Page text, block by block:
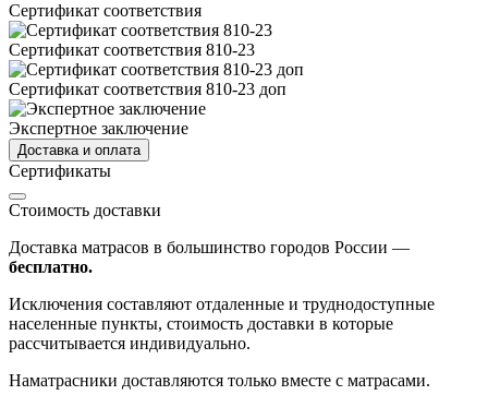
Сертификат соответствия
Сертификат соответствия 810-23
Сертификат соответствия 810-23 доп
Экспертное заключение
Доставка и оплата
Сертификаты
Стоимость доставки
Доставка матрасов в большинство городов России —
бесплатно.
Исключения составляют отдаленные и труднодоступные
населенные пункты, стоимость доставки в которые
рассчитывается индивидуально.
Наматрасники доставляются только вместе с матрасами.